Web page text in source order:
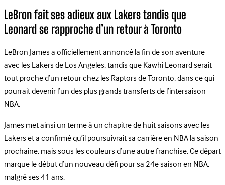
LeBron fait ses adieux aux Lakers tandis que
Leonard se rapproche d’un retour à Toronto
LeBron James a officiellement annoncé la fin de son aventure
avec les Lakers de Los Angeles, tandis que Kawhi Leonard serait
tout proche d’un retour chez les Raptors de Toronto, dans ce qui
pourrait devenir l’un des plus grands transferts de l’intersaison
NBA.
James met ainsi un terme à un chapitre de huit saisons avec les
Lakers et a confirmé qu’il poursuivrait sa carrière en NBA la saison
prochaine, mais sous les couleurs d’une autre franchise. Ce départ
marque le début d’un nouveau défi pour sa 24e saison en NBA,
malgré ses 41 ans.